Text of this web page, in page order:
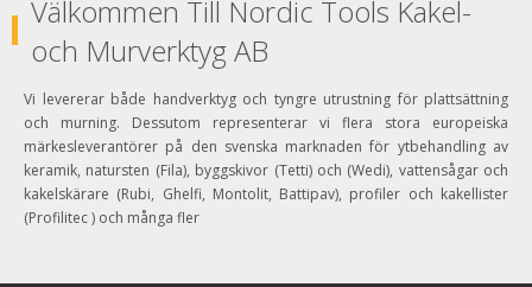
Välkommen Till Nordic Tools Kakel-
och Murverktyg AB
Vi levererar både handverktyg och tyngre utrustning för plattsättning
och murning. Dessutom representerar vi flera stora europeiska
märkesleverantörer på den svenska marknaden för ytbehandling av
keramik, natursten (Fila), byggskivor (Tetti) och (Wedi), vattensågar och
kakelskärare (Rubi, Ghelfi, Montolit, Battipav), profiler och kakellister
(Profilitec ) och många fler